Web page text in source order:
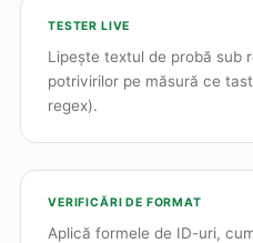
TESTER LIVE
Lipește textul de probă sub
potrivirilor pe măsură ce
regex).
VERIFICĂRI DE FORMAT
Aplică formele de ID-uri,